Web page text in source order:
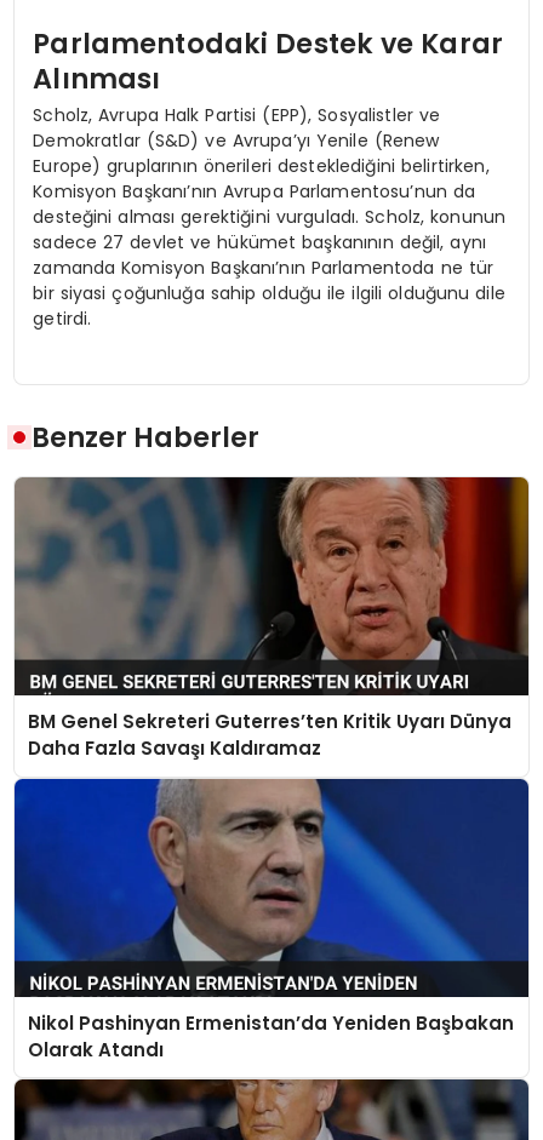
Parlamentodaki Destek ve Karar
Alınması
Scholz, Avrupa Halk Partisi (EPP), Sosyalistler ve
Demokratlar (S&D) ve Avrupa’yı Yenile (Renew
Europe) gruplarının önerileri desteklediğini belirtirken,
Komisyon Başkanı’nın Avrupa Parlamentosu’nun da
desteğini alması gerektiğini vurguladı. Scholz, konunun
sadece 27 devlet ve hükümet başkanının değil, aynı
zamanda Komisyon Başkanı’nın Parlamentoda ne tür
bir siyasi çoğunluğa sahip olduğu ile ilgili olduğunu dile
getirdi.
Benzer Haberler
BM Genel Sekreteri Guterres’ten Kritik Uyarı Dünya
Daha Fazla Savaşı Kaldıramaz
Nikol Pashinyan Ermenistan’da Yeniden Başbakan
Olarak Atandı